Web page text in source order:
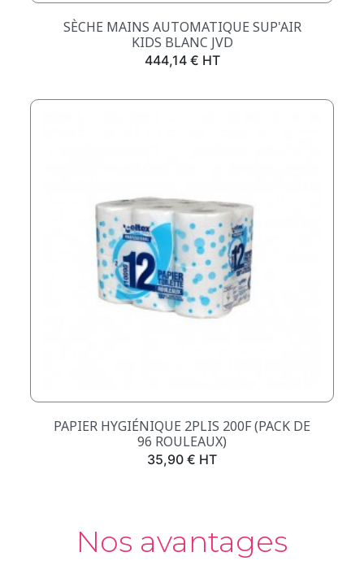
SÈCHE MAINS AUTOMATIQUE SUP'AIR
KIDS BLANC JVD
Prix
444,14 € HT
PAPIER HYGIÉNIQUE 2PLIS 200F (PACK DE
96 ROULEAUX)
Prix
35,90 € HT
Nos avantages